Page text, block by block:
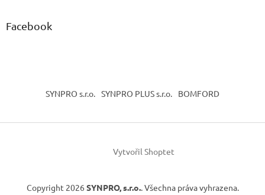
Facebook
SYNPRO s.r.o. SYNPRO PLUS s.r.o. BOMFORD
Vytvořil Shoptet
Copyright 2026 SYNPRO, s.r.o.. Všechna práva vyhrazena.